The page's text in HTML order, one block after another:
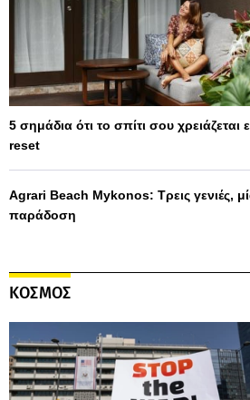
5 σημάδια ότι το σπίτι σου
reset
Agrari Beach Mykonos: Τρεις γενιές,
παράδοση
ΚΟΣΜΟΣ